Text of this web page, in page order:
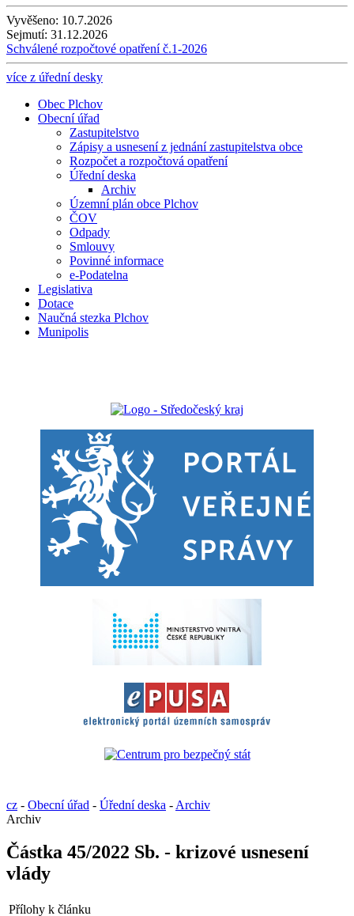
Vyvěšeno: 10.7.2026
Sejmutí: 31.12.2026
Schválené rozpočtové opatření č.1-2026
více z úřední desky
Obec Plchov
Obecní úřad
Zastupitelstvo
Zápisy a usnesení z jednání zastupitelstva obce
Rozpočet a rozpočtová opatření
Úřední deska
Archiv
Územní plán obce Plchov
ČOV
Odpady
Smlouvy
Povinné informace
e-Podatelna
Legislativa
Dotace
Naučná stezka Plchov
Munipolis
cz - Obecní úřad - Úřední deska - Archiv
Archiv
Částka 45/2022 Sb. - krizové usnesení
vlády
Přílohy k článku